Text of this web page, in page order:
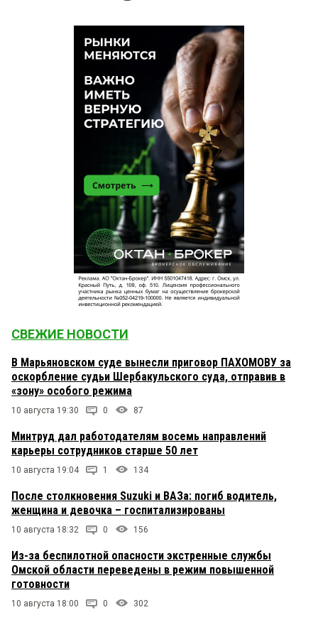
СВЕЖИЕ НОВОСТИ
В Марьяновском суде вынесли приговор ПАХОМОВУ за
оскорбление судьи Шербакульского суда, отправив в
«зону» особого режима
10 августа 19:30 0 87
Минтруд дал работодателям восемь направлений
карьеры сотрудников старше 50 лет
10 августа 19:04 1 134
После столкновения Suzuki и ВАЗа: погиб водитель,
женщина и девочка – госпитализированы
10 августа 18:32 0 156
Из-за беспилотной опасности экстренные службы
Омской области переведены в режим повышенной
готовности
10 августа 18:00 0 302